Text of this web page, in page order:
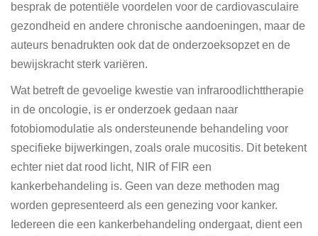
besprak de potentiële voordelen voor de cardiovasculaire
gezondheid en andere chronische aandoeningen, maar de
auteurs benadrukten ook dat de onderzoeksopzet en de
bewijskracht sterk variëren.
Wat betreft de gevoelige kwestie van infraroodlichttherapie
in de oncologie, is er onderzoek gedaan naar
fotobiomodulatie als ondersteunende behandeling voor
specifieke bijwerkingen, zoals orale mucositis. Dit betekent
echter niet dat rood licht, NIR of FIR een
kankerbehandeling is. Geen van deze methoden mag
worden gepresenteerd als een genezing voor kanker.
Iedereen die een kankerbehandeling ondergaat, dient een